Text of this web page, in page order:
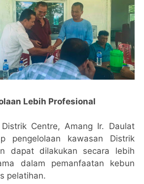
Lebih Profesional
Centre, Amang Ir. Daulat
pengelolaan kawasan Distrik
dapat dilakukan secara lebih
dalam pemanfaatan kebun
pelatihan.